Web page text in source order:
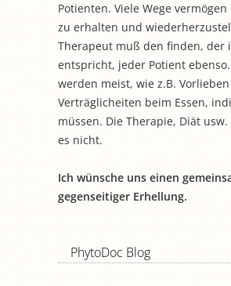
Potienten. Viele Wege
zu erhalten und
Therapeut muß den finden, der
entspricht, jeder Potient
werden meist, wie z.B.
Verträglicheiten beim Essen,
müssen. Die Therapie, Diät
es nicht.
Ich wünsche uns einen
gegenseitiger Erhellung.
PhytoDoc Blog